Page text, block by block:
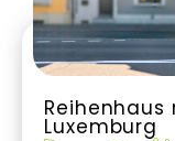
Reihenhaus
Luxemburg